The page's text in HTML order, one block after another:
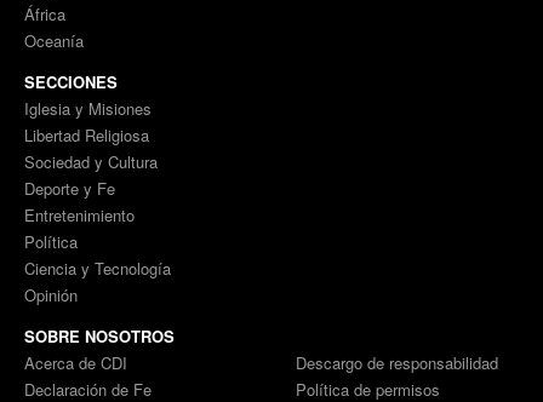
África
Oceanía
SECCIONES
Iglesia y Misiones
Libertad Religiosa
Sociedad y Cultura
Deporte y Fe
Entretenimiento
Política
Ciencia y Tecnología
Opinión
SOBRE NOSOTROS
Acerca de CDI
Declaración de Fe
Descargo de responsabilidad
Política de permisos